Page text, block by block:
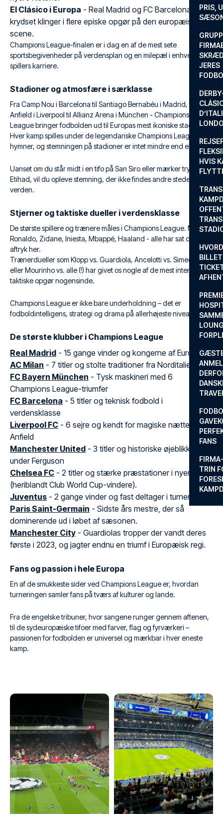
PRIS,
JERES
HVIS
FANS
TRIN
El Clásico i Europa - Real Madrid og FC Barcelona har
krydset klinger i flere episke opgør på den europæiske
scene.
Champions League-finalen er i dag en af de mest sete
sportsbegivenheder på verdensplan og en milepæl i enhver
spillers karriere.
Stadioner og atmosfære i særklasse
Fra Camp Nou i Barcelona til Santiago Bernabéu i Madrid, fra
Anfield i Liverpool til Allianz Arena i München - Champions
League bringer fodbolden ud til Europas mest ikoniske stadioner.
Hver kamp spilles under de legendariske Champions League-
hymner, og stemningen på stadioner er intet mindre end elektrisk.
Uanset om du står midt i en tifo på San Siro eller mærker trykket på
Etihad, vil du opleve stemning, der ikke findes andre steder i
verden.
Stjerner og taktiske dueller i verdensklasse
De største spillere og trænere måles i Champions League. Messi,
Ronaldo, Zidane, Iniesta, Mbappé, Haaland - alle har sat deres
aftryk her.
Trænerdueller som Klopp vs. Guardiola, Ancelotti vs. Simeone,
eller Mourinho vs. alle (!) har givet os nogle af de mest intense
taktiske opgør nogensinde.
Champions League er ikke bare underholdning – det er
fodboldintelligens, strategi og drama på allerhøjeste niveau.
De største klubber i Champions League
Real Madrid - 15 gange vinder og kongerne af Europa
AC Milan - 7 titler og stolte traditioner fra Norditalien
FC Bayern München - Tysk maskineri med 6
Champions League-triumfer
FC Barcelona - 5 titler og teknisk fodbold i
verdensklasse
Liverpool FC - 6 sejre og kendt for magiske nætter på
Anfield
Manchester United - 3 titler og historiske øjeblikke
under Ferguson
Chelsea FC - 2 titler og stærke præstationer i nyere tid
(heriblandt Club World Cup-vindere).
Juventus - 2 gange vinder og fast deltager i turneringen
Paris Saint-Germain - Sidste års mestre, der så
dominerende ud i løbet af sæsonen.
Manchester City - Guardiolas tropper der vandt deres
første i 2023, og jagter endnu en triumf i Europæisk regi.
Fans og passion i hele Europa
En af de smukkeste sider ved Champions League er, hvordan
turneringen samler fans på tværs af kulturer og lande.
Fra de engelske tribuner, hvor sangene runger gennem aftenen,
til de sydeuropæiske tifoer med farver, flag og fyrværkeri –
passionen for fodbolden er universel og mærkbar i hver eneste
kamp.